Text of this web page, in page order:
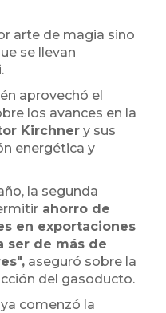
arte de magia sino
se llevan
.
aprovechó el
los avances en la
Kirchner y sus
energética y
la segunda
ahorro de
en exportaciones
ser de más de
aseguró sobre la
del gasoducto.
comenzó la